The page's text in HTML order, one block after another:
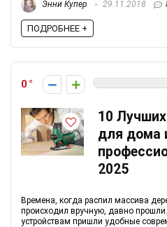
Энни Купер 29.11.2018
ПОДРОБНЕЕ +
0
10
для дома
2025
Времена, когда распил массива
происходил вручную, давно
устройствам пришли удобные